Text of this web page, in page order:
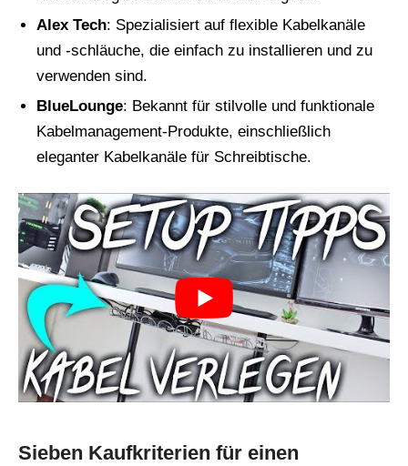
Alex Tech: Spezialisiert auf flexible Kabelkanäle
und -schläuche, die einfach zu installieren und zu
verwenden sind.
BlueLounge: Bekannt für stilvolle und funktionale
Kabelmanagement-Produkte, einschließlich
eleganter Kabelkanäle für Schreibtische.
Sieben Kaufkriterien für einen